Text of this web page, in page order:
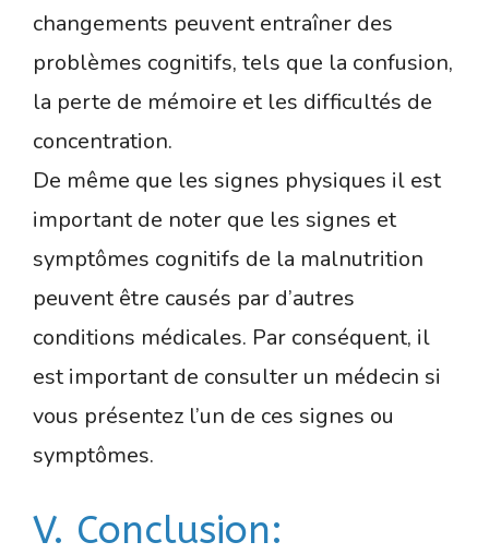
changements peuvent entraîner des
problèmes cognitifs, tels que la confusion,
la perte de mémoire et les difficultés de
concentration.
De même que les signes physiques il est
important de noter que les signes et
symptômes cognitifs de la malnutrition
peuvent être causés par d’autres
conditions médicales. Par conséquent, il
est important de consulter un médecin si
vous présentez l’un de ces signes ou
symptômes.
V. Conclusion: